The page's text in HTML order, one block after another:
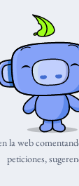
la web
peticiones,